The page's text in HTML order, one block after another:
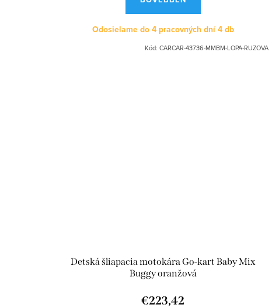
Odosielame do 4 pracovných dní4 db
Kód: CARCAR-43736-MMBM-LOPA-RUZOVA
Detská šliapacia motokára Go-kart Baby Mix
Buggy oranžová
€223,42